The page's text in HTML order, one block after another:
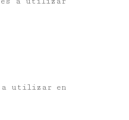
a utilizar en